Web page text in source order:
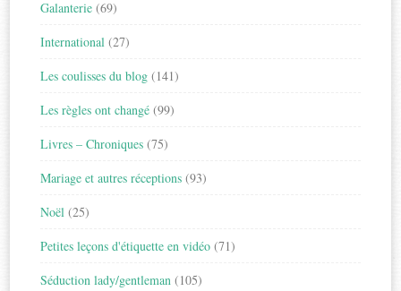
Galanterie (69)
International (27)
Les coulisses du blog (141)
Les règles ont changé (99)
Livres – Chroniques (75)
Mariage et autres réceptions (93)
Noël (25)
Petites leçons d'étiquette en vidéo (71)
Séduction lady/gentleman (105)